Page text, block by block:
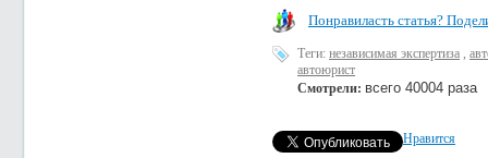
Понравиласть статья?
Теги: независимая экспертиза ,
автоюрист
Смотрели: всего 40004 раза
Нравится